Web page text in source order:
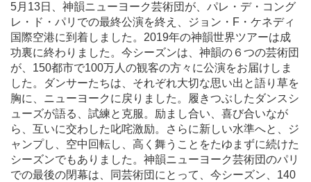
5月13日、神韻ニューヨーク芸術団が、パレ・デ・コング
レ・ド・パリでの最終公演を終え、ジョン・F・ケネディ
国際空港に到着しました。2019年の神韻世界ツアーは成
功裏に終わりました。 今シーズンは、神韻の６つの芸術団
が、150都市で100万人の観客の方々に公演をお届けしま
した。ダンサーたちは、それぞれ大切な思い出と語り草を
胸に、ニューヨークに戻りました。履きつぶしたダンスシ
ューズが語る、試練と克服。励まし合い、喜び合いなが
ら、互いに交わした叱咤激励。さらに新しい水準へと、ジ
ャンプし、空中回転し、高く舞うことをたゆまずに続けた
シーズンでもありました。 神韻ニューヨーク芸術団のパリ
での最後の閉幕は、同芸術団にとって、今シーズン、140